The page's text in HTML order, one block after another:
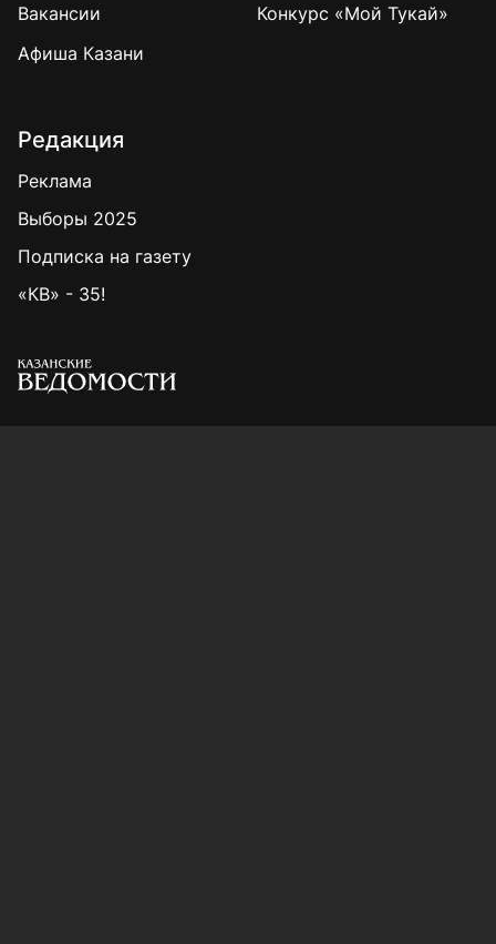
Вакансии
Конкурс «Мой Тукай»
Афиша Казани
Редакция
Реклама
Выборы 2025
Подписка на газету
«КВ» - 35!